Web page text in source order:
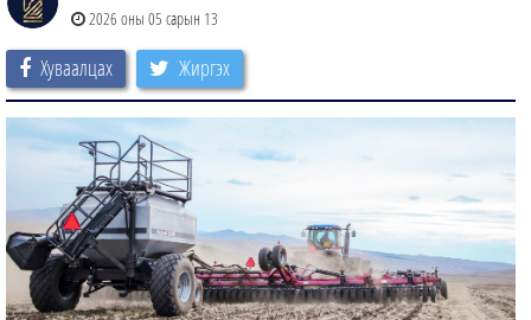
2026 оны 05 сарын 13
Хуваалцах Жиргэх